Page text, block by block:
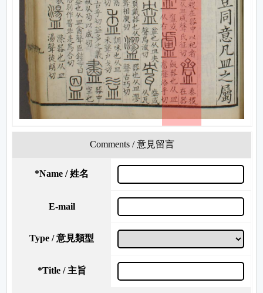
Comments / 意見留言
*Name / 姓名
E-mail
Type / 意見類型
*Title / 主旨